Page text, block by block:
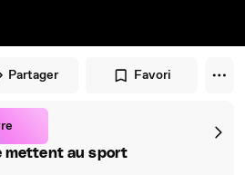
Partager Favori
mettent au sport